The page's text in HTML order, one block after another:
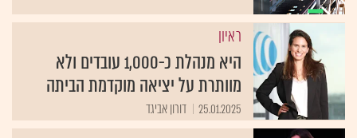
ראיון
היא מנהלת כ-1,000 עובדים ולא
מוותרת על יציאה מוקדמת הביתה
25.01.2025 דורון אביגד